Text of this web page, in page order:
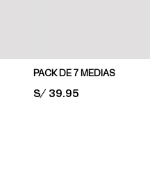
PACK DE 7 MEDIAS
PRICE:
S/ 39.95